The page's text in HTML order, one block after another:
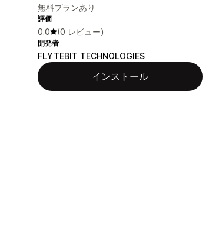
無料プランあり
評価
0.0 (0 レビュー)
開発者
FLYTEBIT TECHNOLOGIES
インストール